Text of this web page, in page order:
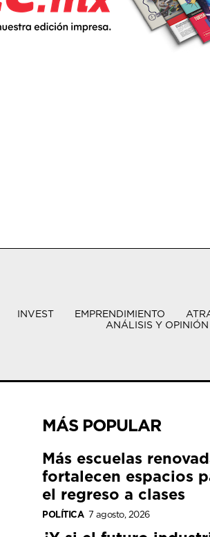
INVEST EMPRENDIMIENTO
ANÁLISIS Y OPINIÓN
MÁS POPULAR
Más escuelas
fortalecen espacios
el regreso a clases
POLÍTICA 7 agosto, 2026